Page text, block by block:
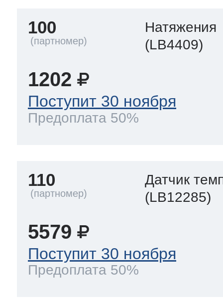
100
Натяжения
(LB4409)
1202
Поступит 30 ноября
Предоплата 50%
110
Датчик
(LB12285)
5579
Поступит 30 ноября
Предоплата 50%